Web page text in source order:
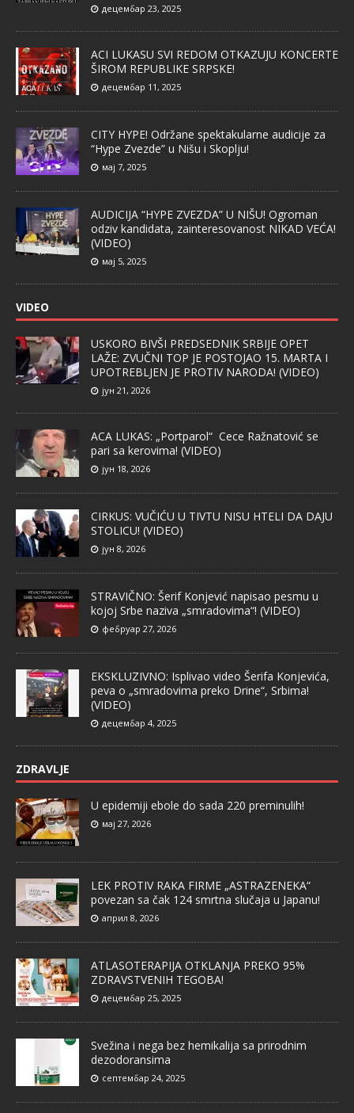
децембар 23, 2025
ACI LUKASU SVI REDOM OTKAZUJU KONCERTE
ŠIROM REPUBLIKE SRPSKE!
децембар 11, 2025
CITY HYPE! Održane spektakularne audicije za
“Hype Zvezde” u Nišu i Skoplju!
мај 7, 2025
AUDICIJA “HYPE ZVEZDA” U NIŠU! Ogroman
odziv kandidata, zainteresovanost NIKAD VEĆA!
(VIDEO)
мај 5, 2025
VIDEO
USKORO BIVŠI PREDSEDNIK SRBIJE OPET
LAŽE: ZVUČNI TOP JE POSTOJAO 15. MARTA I
UPOTREBLJEN JE PROTIV NARODA! (VIDEO)
јун 21, 2026
ACA LUKAS: „Portparol“ Cece Ražnatović se
pari sa kerovima! (VIDEO)
јун 18, 2026
CIRKUS: VUČIĆU U TIVTU NISU HTELI DA DAJU
STOLICU! (VIDEO)
јун 8, 2026
STRAVIČNO: Šerif Konjević napisao pesmu u
kojoj Srbe naziva „smradovima“! (VIDEO)
фебруар 27, 2026
EKSKLUZIVNO: Isplivao video Šerifa Konjevića,
peva o „smradovima preko Drine“, Srbima!
(VIDEO)
децембар 4, 2025
ZDRAVLJE
U epidemiji ebole do sada 220 preminulih!
мај 27, 2026
LEK PROTIV RAKA FIRME „ASTRAZENEKA“
povezan sa čak 124 smrtna slučaja u Japanu!
април 8, 2026
ATLASOTERAPIJA OTKLANJA PREKO 95%
ZDRAVSTVENIH TEGOBA!
децембар 25, 2025
Svežina i nega bez hemikalija sa prirodnim
dezodoransima
септембар 24, 2025